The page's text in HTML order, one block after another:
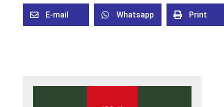
 E-mail  Whatsapp  Print